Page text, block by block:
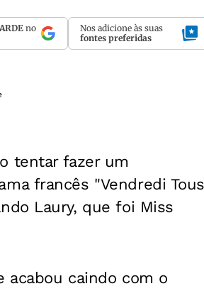
no
Nos adicione às suas
fontes preferidas
tentar fazer um
francês "Vendredi Tous
Laury, que foi Miss
acabou caindo com o